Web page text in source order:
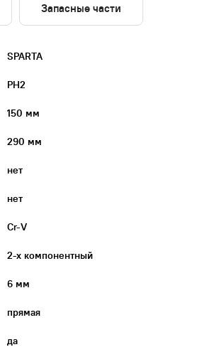
Запасные части
SPARTA
PH2
150 мм
290 мм
нет
нет
Cr-V
2-х компонентный
6 мм
прямая
да